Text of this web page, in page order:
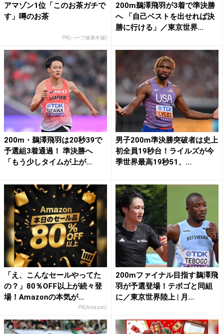
アマゾン1位「このお茶ガチで
す」噂のお茶
PR(ハーブ健康本舗)
200m鵜澤飛羽が3着で準決勝
へ 「自己ベストを出せれば決
勝に行ける」／東京世界...
200m・鵜澤飛羽は20秒39で
予選組3着通過！ 準決勝へ
「もう少しタイムが上が...
男子200m準決勝突破者は史上
初全員19秒台！ライルズが今
季世界最高19秒51、...
「え、こんなセールやってた
の？」80％OFF以上が続々登
場！Amazonの本気が...
PR(Amazon)
200mファイナル目指す鵜澤飛
羽が予選登場！テボゴと同組
に／東京世界陸上 | 月...